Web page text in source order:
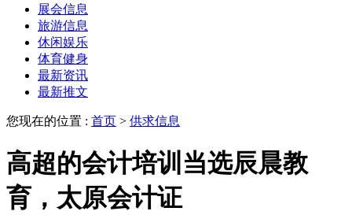
展会信息
旅游信息
休闲娱乐
体育健身
最新资讯
最新推文
您现在的位置 : 首页 > 供求信息
高超的会计培训当选辰晨教
育，太原会计证